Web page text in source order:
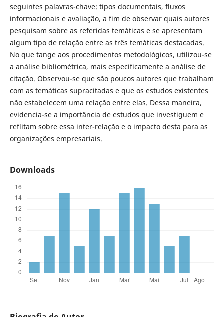
seguintes palavras-chave: tipos documentais, fluxos
informacionais e avaliação, a fim de observar quais autores
pesquisam sobre as referidas temáticas e se apresentam
algum tipo de relação entre as três temáticas destacadas.
No que tange aos procedimentos metodológicos, utilizou-se
a análise bibliométrica, mais especificamente a análise de
citação. Observou-se que são poucos autores que trabalham
com as temáticas supracitadas e que os estudos existentes
não estabelecem uma relação entre elas. Dessa maneira,
evidencia-se a importância de estudos que investiguem e
reflitam sobre essa inter-relação e o impacto desta para as
organizações empresariais.
Downloads